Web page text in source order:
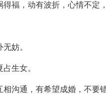
福，动有波折，心情不定
妨。
生女。
沟通，有希望成婚，不要